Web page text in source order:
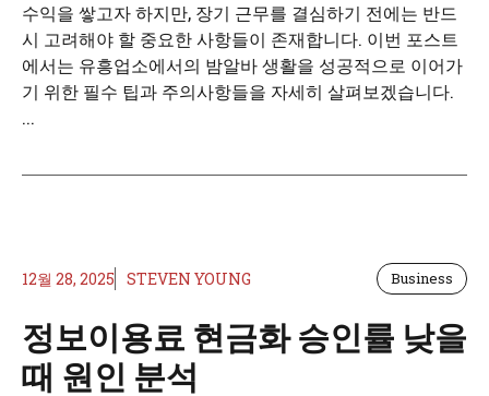
수익을 쌓고자 하지만, 장기 근무를 결심하기 전에는 반드
시 고려해야 할 중요한 사항들이 존재합니다. 이번 포스트
에서는 유흥업소에서의 밤알바 생활을 성공적으로 이어가
기 위한 필수 팁과 주의사항들을 자세히 살펴보겠습니다.
...
12월 28, 2025 STEVEN YOUNG Business
정보이용료 현금화 승인률 낮을
때 원인 분석